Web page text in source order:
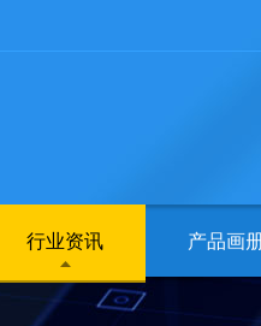
行业资讯 产品画